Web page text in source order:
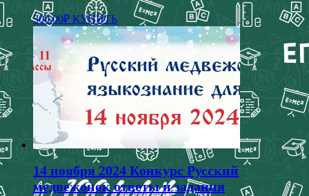
300.00₽ КУПИТЬ Этот
товар
имеет
вариаций.
можно
на
странице
14 ноября 2024 Конкурс Русский
медвежонок ответы и задания